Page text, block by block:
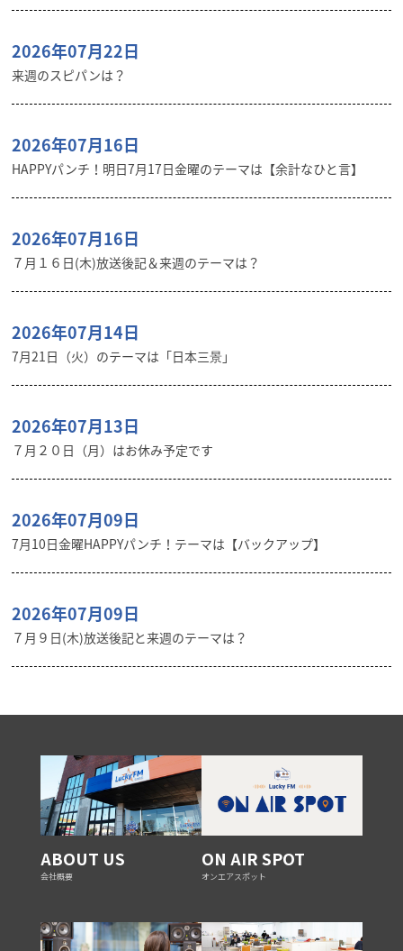
2026年07月22日
来週のスピパンは？
2026年07月16日
HAPPYパンチ！明日7月17日金曜のテーマは【余計なひと言】
2026年07月16日
７月１６日(木)放送後記＆来週のテーマは？
2026年07月14日
7月21日（火）のテーマは「日本三景」
2026年07月13日
７月２０日（月）はお休み予定です
2026年07月09日
7月10日金曜HAPPYパンチ！テーマは【バックアップ】
2026年07月09日
７月９日(木)放送後記と来週のテーマは？
ABOUT US
会社概要
ON AIR SPOT
オンエアスポット